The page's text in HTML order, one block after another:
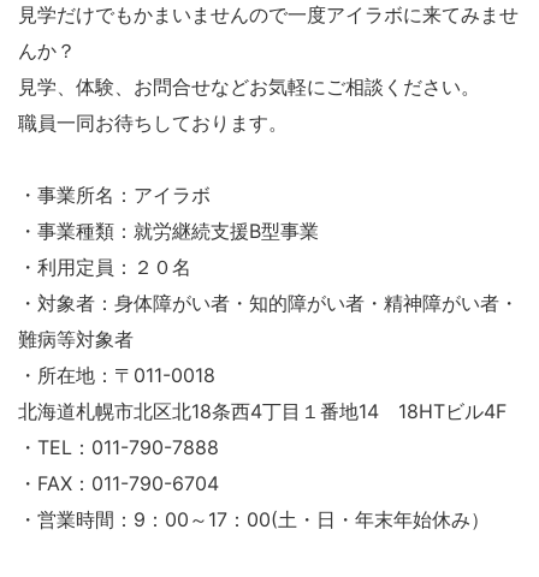
見学だけでもかまいませんので一度アイラボに来てみませ
んか？
見学、体験、お問合せなどお気軽にご相談ください。
職員一同お待ちしております。
・事業所名：アイラボ
・事業種類：就労継続支援B型事業
・利用定員：２０名
・対象者：身体障がい者・知的障がい者・精神障がい者・
難病等対象者
・所在地：〒011-0018
北海道札幌市北区北18条西4丁目１番地14 18HTビル4F
・TEL：011-790-7888
・FAX：011-790-6704
・営業時間：9：00～17：00(土・日・年末年始休み）